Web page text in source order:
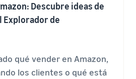
Descubre ideas de
Explorador de
qué vender en Amazon,
los clientes o qué está